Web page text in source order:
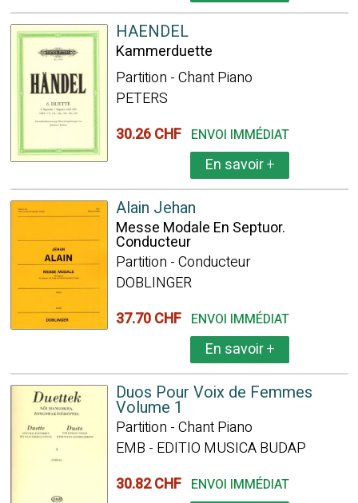
HAENDEL
Kammerduette
Partition - Chant Piano
PETERS
30.26 CHF ENVOI IMMÉDIAT
En savoir+
Alain Jehan
Messe Modale En Septuor.
Conducteur
Partition - Conducteur
DOBLINGER
37.70 CHF ENVOI IMMÉDIAT
En savoir+
Duos Pour Voix de Femmes
Volume 1
Partition - Chant Piano
EMB - EDITIO MUSICA BUDAP
30.82 CHF ENVOI IMMÉDIAT